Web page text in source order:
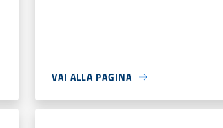
VAI ALLA PAGINA